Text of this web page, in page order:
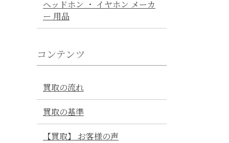
ヘッドホン ・ イヤホン メーカ
ー 用品
コンテンツ
買取の流れ
買取の基準
【買取】 お客様の声